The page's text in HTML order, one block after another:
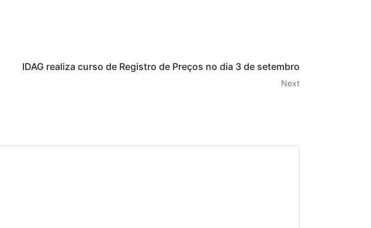
IDAG realiza curso de Registro de Preços no dia 3 de setembro
Next